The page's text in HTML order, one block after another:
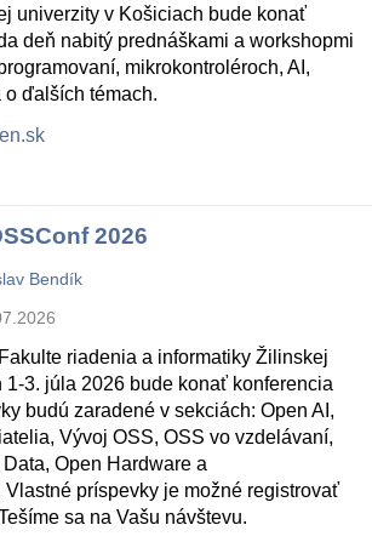
univerzity v Košiciach bude konať
deň nabitý prednáškami a workshopmi
mikrokontroléroch, AI,
o ďalších témach.
2026
Bendík
riadenia a informatiky Žilinskej
1-3. júla 2026 bude konať konferencia
budú zaradené v sekciách: Open AI,
Vývoj OSS, OSS vo vzdelávaní,
Open Hardware a
príspevky je možné registrovať
sa na Vašu návštevu.